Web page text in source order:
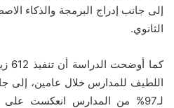
إلى جانب إدراج البرمجة والذكاء
الثانوي.
اللطيف للمدارس خلال عامين، إلى
لـ97% من المدارس انعكست